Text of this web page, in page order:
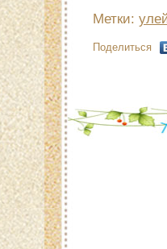
Метки:
Поделиться